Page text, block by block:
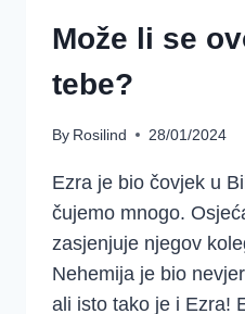
Može li se
tebe?
By Rosilind 28/01/2024
Ezra je bio čovjek u
čujemo mnogo.
zasjenjuje njegov
Nehemija je bio
ali isto tako je i Ezra!